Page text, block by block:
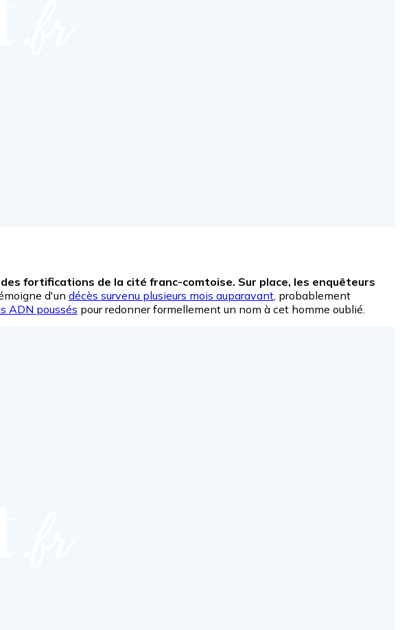
fortifications de la cité franc-comtoise. Sur place, les enquêteurs
d'un décès survenu plusieurs mois auparavant , probablement
ADN poussés pour redonner formellement un nom à cet homme oublié.